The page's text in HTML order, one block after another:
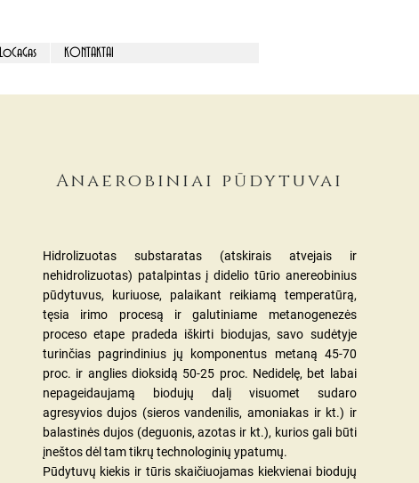
LoCaGas KONTAKTAI
Anaerobiniai pūdytuvai
Hidrolizuotas substaratas (atskirais atvejais ir
nehidrolizuotas) patalpintas į didelio tūrio anereobinius
pūdytuvus, kuriuose, palaikant reikiamą temperatūrą,
tęsia irimo procesą ir galutiniame metanogenezės
proceso etape pradeda iškirti biodujas, savo sudėtyje
turinčias pagrindinius jų komponentus metaną 45-70
proc. ir anglies dioksidą 50-25 proc. Nedidelę, bet labai
nepageidaujamą biodujų dalį visuomet sudaro
agresyvios dujos (sieros vandenilis, amoniakas ir kt.) ir
balastinės dujos (deguonis, azotas ir kt.), kurios gali būti
įneštos dėl tam tikrų technologinių ypatumų.
Pūdytuvų kiekis ir tūris skaičiuojamas kiekvienai biodujų